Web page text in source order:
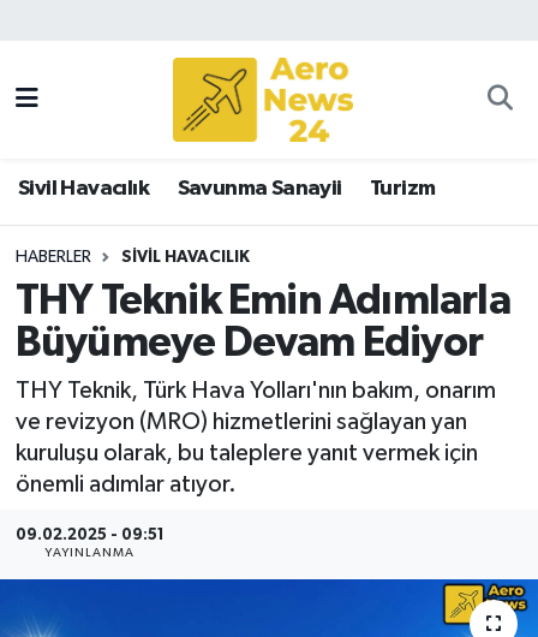
Sivil Havacılık Savunma Sanayii Turizm
HABERLER SIVIL HAVACILIK
THY Teknik Emin Adımlarla
Büyümeye Devam Ediyor
THY Teknik, Türk Hava Yolları'nın bakım, onarım
ve revizyon (MRO) hizmetlerini sağlayan yan
kuruluşu olarak, bu taleplere yanıt vermek için
önemli adımlar atıyor.
09.02.2025 - 09:51
YAYINLANMA